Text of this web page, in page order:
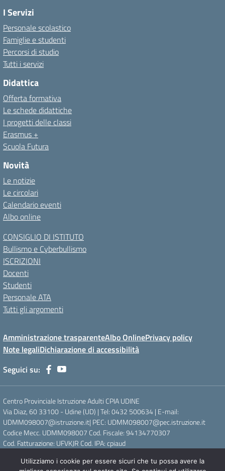
I Servizi
Personale scolastico
Famiglie e studenti
Percorsi di studio
Tutti i servizi
Didattica
Offerta formativa
Le schede didattiche
I progetti delle classi
Erasmus +
Scuola Futura
Novità
Le notizie
Le circolari
Calendario eventi
Albo online
CONSIGLIO DI ISTITUTO
Bullismo e Cyberbullismo
ISCRIZIONI
Docenti
Studenti
Personale ATA
Tutti gli argomenti
Amministrazione trasparenteAlbo OnlinePrivacy policy
Note legaliDichiarazione di accessibilità
Seguici su:
Centro Provinciale Istruzione Adulti CPIA UDINE
Via Diaz, 60 33100 - Udine (UD) | Tel: 0432 500634 | E-mail:
UDMM098007@istruzione.it| PEC: UDMM098007@pec.istruzione.it
Codice Mecc. UDMM098007 Cod. Fiscale: 94134770307
Cod. Fatturazione: UFVKJR Cod. IPA: cpiaud
Utilizziamo i cookie per essere sicuri che tu possa avere la